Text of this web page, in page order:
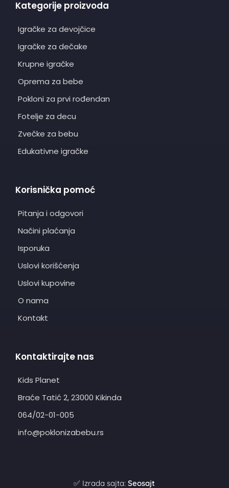
Kategorije proizvoda
Igračke za devojčice
Igračke za dečake
Krupne igračke
Oprema za bebe
Pokloni za prvi rođendan
Fotelje za decu
Zvečke za bebu
Edukativne igračke
Korisnička pomoć
Pitanja i odgovori
Načini plaćanja
Isporuka
Uslovi korišćenja
Uslovi kupovine
O nama
Kontakt
Kontaktirajte nas
Kids Planet
Braće Tatić 2, 23000 Kikinda
064/02-01-005
info@poklonizabebu.rs
✅ Izrada sajta:Seosajt